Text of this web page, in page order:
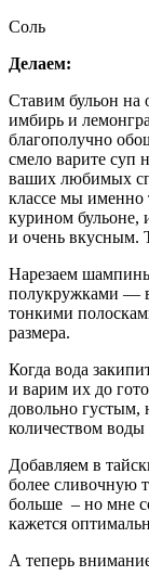
Соль
Делаем:
Ставим бульон на
имбирь и
благополучно
смело варите суп
ваших любимых
классе мы именно
курином бульоне,
и очень вкусным.
Нарезаем
полукружками —
тонкими
размера.
Когда вода
и варим их до
довольно густым,
количеством воды
Добавляем в
более сливочную
больше – но мне
кажется
А теперь